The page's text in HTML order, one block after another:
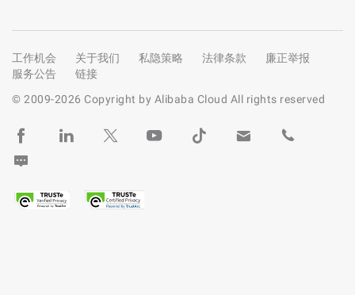
工作机会 关于我们 私隐策略 法律条款
廉正举报
服务公告
链接
© 2009-2026 Copyright by Alibaba Cloud All rights reserved